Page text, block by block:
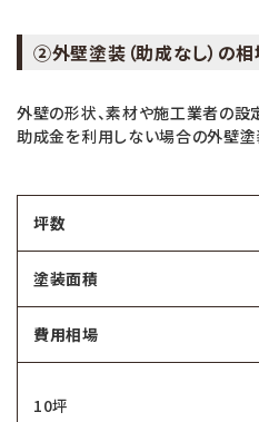
②外壁塗装（助成なし）の
外壁の形状、素材や施工業者の設
助成金を利用しない場合の外壁塗
坪数
塗装面積
費用相場
10坪